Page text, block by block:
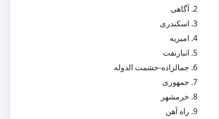
آگاهی
اسکندری
امیریه
انبارنفت
جمالزاده-حشمت الدوله
جمهوری
خرمشهر
راه آهن